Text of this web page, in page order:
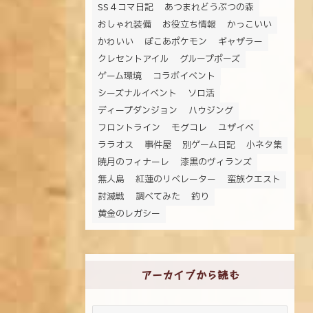
SS４コマ日記
あつまれどうぶつの森
おしゃれ装備
お役立ち情報
かっこいい
かわいい
ぽこあポケモン
ギャザラー
クレセントアイル
グループポーズ
ゲーム環境
コラボイベント
シーズナルイベント
ソロ活
ディープダンジョン
ハウジング
フロントライン
モグコレ
ユザイベ
ララオス
事件屋 別ゲーム日記
小ネタ集
暁月のフィナーレ
漆黒のヴィランズ
無人島
紅蓮のリベレーター
蛮族クエスト
討滅戦
調べてみた
釣り
黄金のレガシー
アーカイブから読む